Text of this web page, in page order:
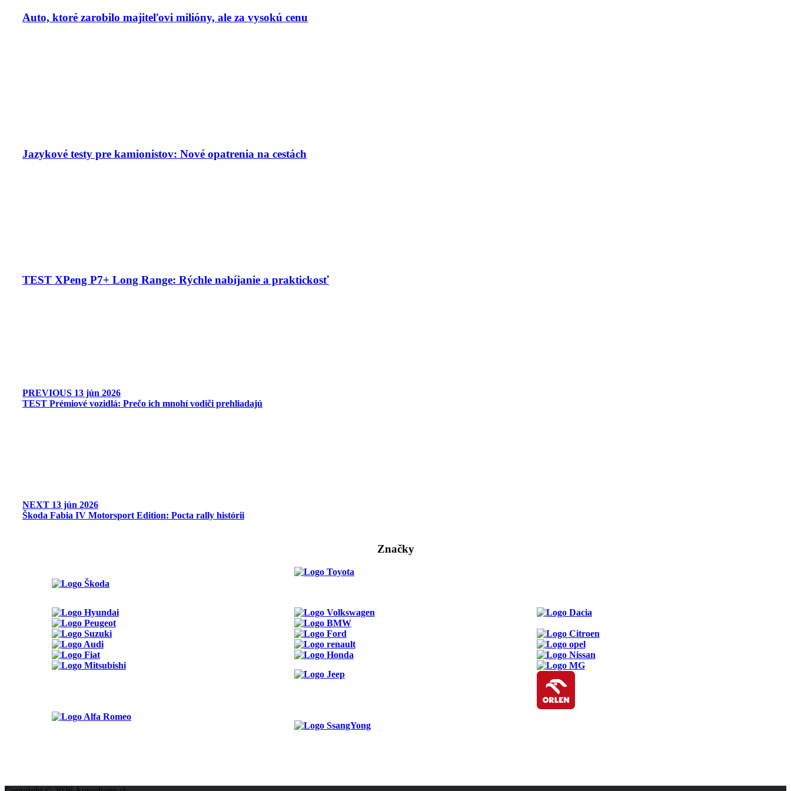
Auto, ktoré zarobilo majiteľovi milióny, ale za vysokú cenu
Jazykové testy pre kamionistov: Nové opatrenia na cestách
TEST XPeng P7+ Long Range: Rýchle nabíjanie a praktickosť
PREVIOUS 13 jún 2026
TEST Prémiové vozidlá: Prečo ich mnohí vodiči prehliadajú
NEXT 13 jún 2026
Škoda Fabia IV Motorsport Edition: Pocta rally histórii
Značky